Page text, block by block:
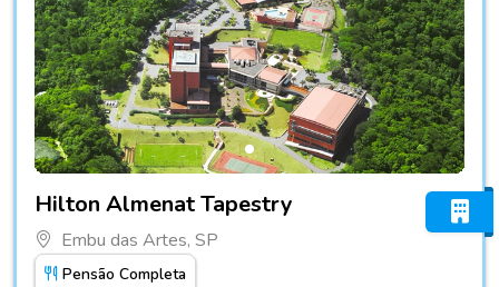
Hilton Almenat Tapestry
Embu das Artes, SP
Pensão Completa